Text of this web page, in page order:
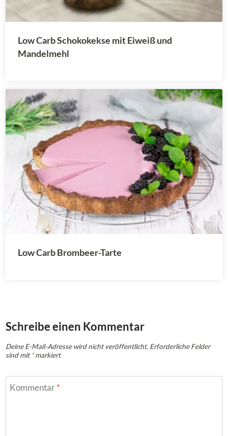
Low Carb Schokokekse mit Eiweiß und
Mandelmehl
Low Carb Brombeer-Tarte
Schreibe einen Kommentar
Deine E-Mail-Adresse wird nicht veröffentlicht. Erforderliche Felder
sind mit*markiert
Kommentar*